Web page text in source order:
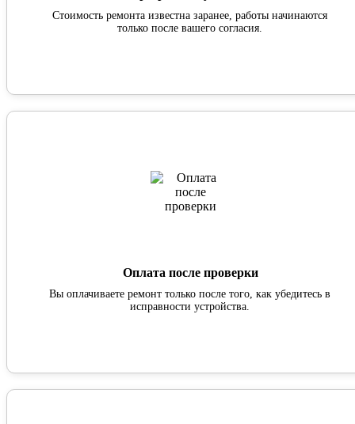
Стоимость ремонта известна заранее, работы начинаются
только после вашего согласия.
Оплата после проверки
Вы оплачиваете ремонт только после того, как убедитесь в
исправности устройства.